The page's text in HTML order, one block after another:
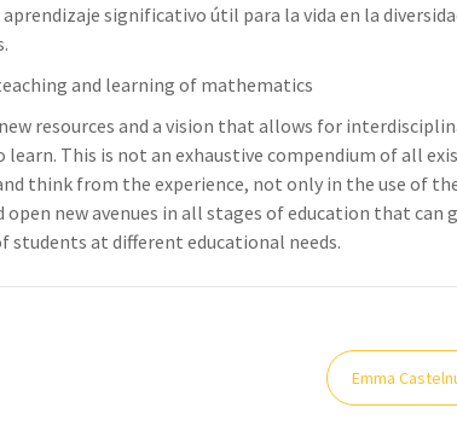
significativo útil para la vida en la
and learning of mathematics
resources and a vision that allows for
This is not an exhaustive compendium of all
think from the experience, not only in the use of
new avenues in all stages of education that can
at different educational needs.
Emma